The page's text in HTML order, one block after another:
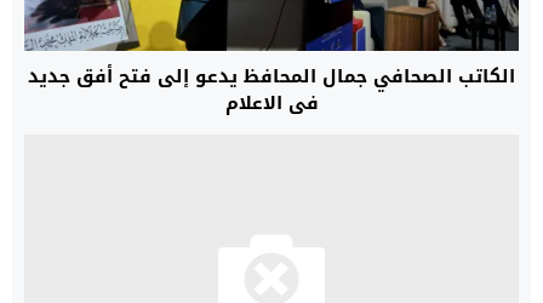
الكاتب الصحافي جمال المحافظ يدعو إلى فتح أفق جديد
في الاعلام